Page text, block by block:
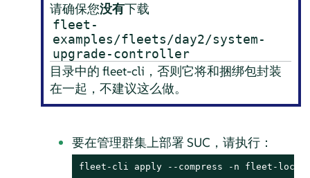
请确保您没有下载
fleet-
examples/fleets/day2/system-
upgrade-controller
目录中的 fleet-cli，否则它将和捆绑包封装
在一起，不建议这么做。
要在管理群集上部署 SUC，请执行：
fleet-cli apply --compress -n fleet-local -